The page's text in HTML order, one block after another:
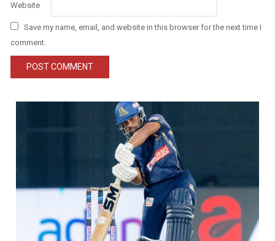
Website
Save my name, email, and website in this browser for the next time I
comment.